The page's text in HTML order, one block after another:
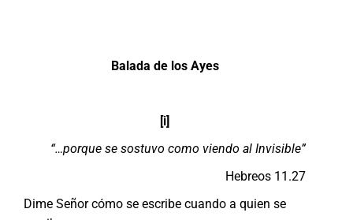
Balada de los Ayes
[i]
“…porque se sostuvo como viendo al Invisible”
Hebreos 11.27
Dime Señor cómo se escribe cuando a quien se